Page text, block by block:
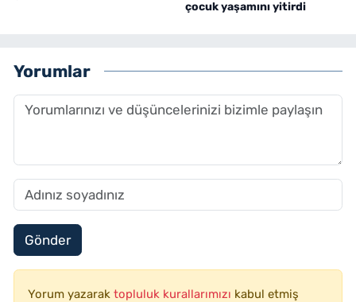
çocuk yaşamını yitirdi
Yorumlar
Gönder
Yorum yazarak topluluk kurallarımızı kabul etmiş